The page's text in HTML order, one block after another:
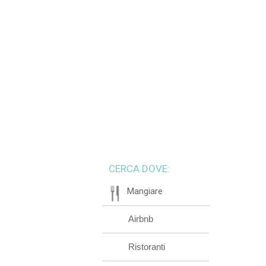
CERCA DOVE:
Mangiare
Airbnb
Ristoranti